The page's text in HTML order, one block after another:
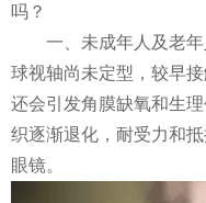
吗？
一、未成年人及老
球视轴尚未定型，较早
还会引发角膜缺氧和生
织逐渐退化，耐受力和
眼镜。